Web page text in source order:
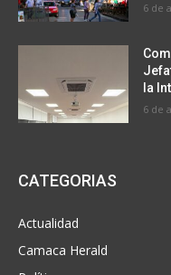
6 de
la
6 de
CATEGORIAS
Actualidad
Camaca Herald